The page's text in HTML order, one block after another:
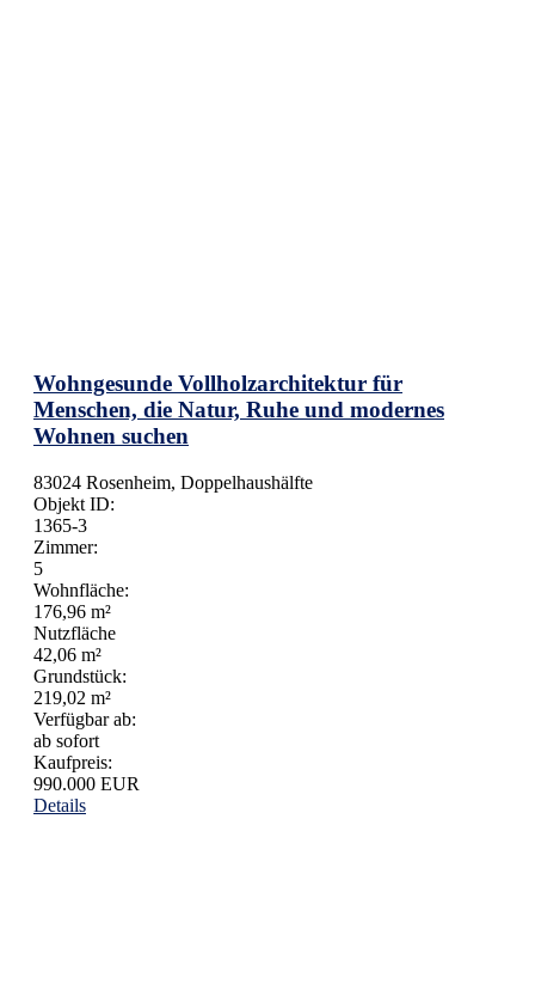
Wohngesunde Vollholzarchitektur für
Menschen, die Natur, Ruhe und modernes
Wohnen suchen
83024 Rosenheim, Doppelhaushälfte
Objekt ID:
1365-3
Zimmer:
5
Wohnfläche:
176,96 m²
Nutzfläche
42,06 m²
Grundstück:
219,02 m²
Verfügbar ab:
ab sofort
Kaufpreis:
990.000 EUR
Details